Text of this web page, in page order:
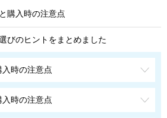
購入時の注意点
びのヒントをまとめました
時の注意点
時の注意点